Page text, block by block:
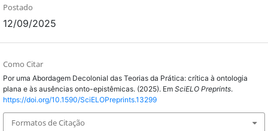
Postado
12/09/2025
Como Citar
Por uma Abordagem Decolonial das Teorias da Prática: crítica à ontologia
plana e às ausências onto-epistêmicas. (2025). Em SciELO Preprints.
https://doi.org/10.1590/SciELOPreprints.13299
Formatos de Citação